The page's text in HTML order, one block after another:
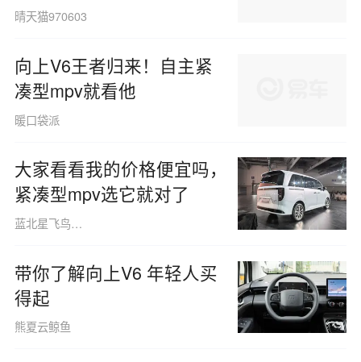
晴天猫970603
向上V6王者归来！自主紧
凑型mpv就看他
暖口袋派
大家看看我的价格便宜吗，
紧凑型mpv选它就对了
蓝北星飞鸟160508
带你了解向上V6 年轻人买
得起
熊夏云鲸鱼